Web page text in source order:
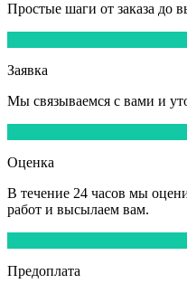
Простые шаги от заказа до
Заявка
Мы связываемся с вами и
Оценка
В течение 24 часов мы
работ и высылаем вам.
Предоплата